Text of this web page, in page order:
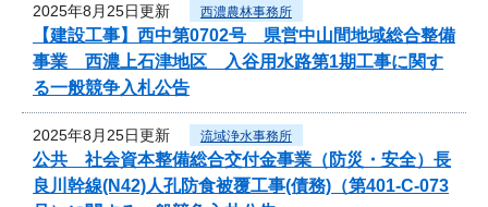
2025年8月25日更新 西濃農林事務所
【建設工事】西中第0702号 県営中山間地域総合整備
事業 西濃上石津地区 入谷用水路第1期工事に関す
る一般競争入札公告
2025年8月25日更新 流域浄水事務所
公共 社会資本整備総合交付金事業（防災・安全）長
良川幹線(N42)人孔防食被覆工事(債務)（第401-C-073